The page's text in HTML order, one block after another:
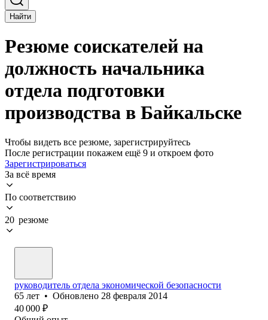
Найти
Резюме соискателей на
должность начальника
отдела подготовки
производства в Байкальске
Чтобы видеть все резюме, зарегистрируйтесь
После регистрации покажем ещё 9 и откроем фото
Зарегистрироваться
За всё время
По соответствию
20 резюме
руководитель отдела экономической безопасности
65 лет • Обновлено 28 февраля 2014
40 000 ₽